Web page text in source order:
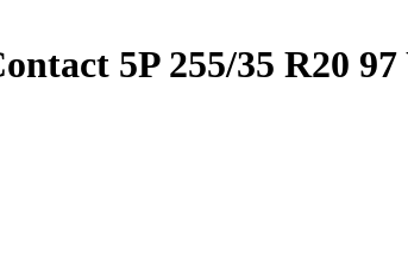
5P 255/35 R20 97